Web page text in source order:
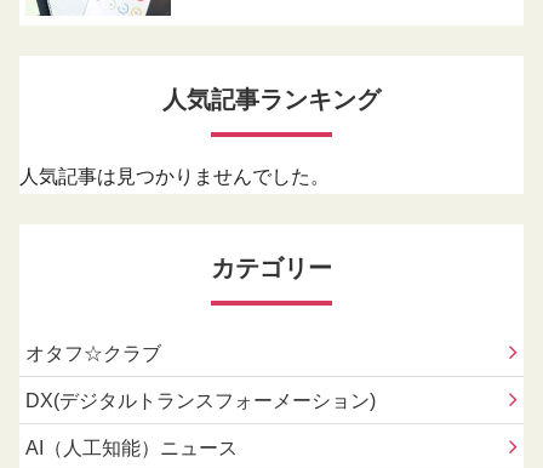
人気記事ランキング
人気記事は見つかりませんでした。
カテゴリー
オタフ☆クラブ
DX(デジタルトランスフォーメーション)
AI（人工知能）ニュース